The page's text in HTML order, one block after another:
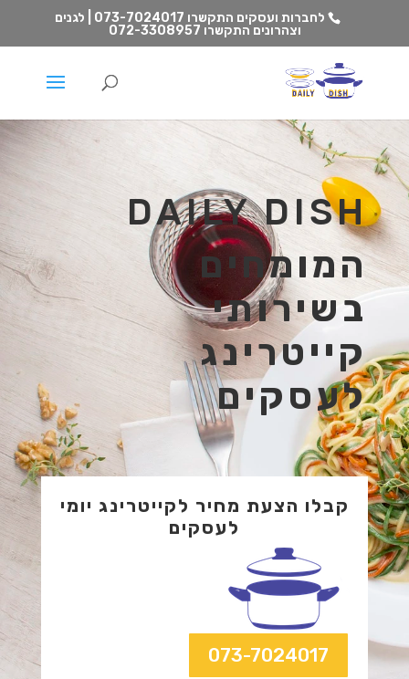
לחברות ועסקים התקשרו
073-7024017 | לגנים
וצהרונים התקשרו 072-3308957
DAILY DISH
המומחים
בשירותי
קייטרינג
לעסקים
קבלו הצעת מחיר לקייטרינג יומי
לעסקים
073-7024017